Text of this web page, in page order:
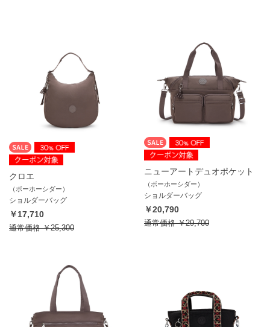
クロエ
（ボーホーシダー）
ショルダーバッグ
￥17,710
通常価格￥25,300
ニューアートデュオポケット
（ボーホーシダー）
ショルダーバッグ
￥20,790
通常価格￥29,700